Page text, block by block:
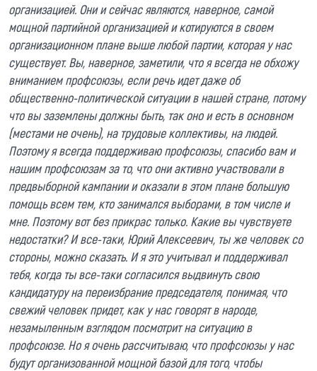
организацией. Они и сейчас являются, наверное, самой
мощной партийной организацией и котируются в своем
организационном плане выше любой партии, которая у нас
существует. Вы, наверное, заметили, что я всегда не обхожу
вниманием профсоюзы, если речь идет даже об
общественно-политической ситуации в нашей стране, потому
что вы заземлены должны быть, так оно и есть в основном
(местами не очень), на трудовые коллективы, на людей.
Поэтому я всегда поддерживаю профсоюзы, спасибо вам и
нашим профсоюзам за то, что они активно участвовали в
предвыборной кампании и оказали в этом плане большую
помощь всем тем, кто занимался выборами, в том числе и
мне. Поэтому вот без прикрас только. Какие вы чувствуете
недостатки? И все-таки, Юрий Алексеевич, ты же человек со
стороны, можно сказать. И я это учитывал и поддерживал
тебя, когда ты все-таки согласился выдвинуть свою
кандидатуру на переизбрание председателя, понимая, что
свежий человек придет, как у нас говорят в народе,
незамыленным взглядом посмотрит на ситуацию в
профсоюзе. Но я очень рассчитываю, что профсоюзы у нас
будут организованной мощной базой для того, чтобы